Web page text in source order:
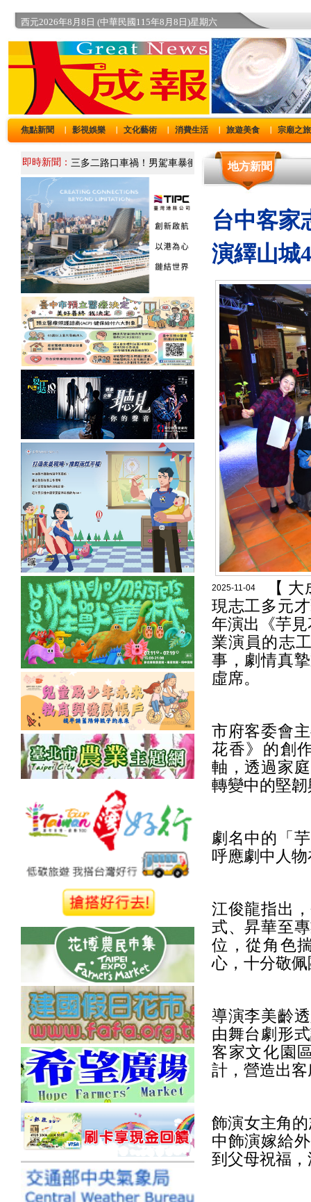
西元2026年8月8日 (中華民國115年8月8日)星期六
焦點新聞 影視娛樂 文化藝術 消費生活 旅遊美食 宗廟之旅
即時新聞： 地方新聞
台中客家
演繹山城
2025-11-04
【
現志工多元
年演出《芋
業演員的志
事，劇情真
虛席。
市府客委會
花香》的創
軸，透過家
轉變中的堅
劇名中的「
呼應劇中人
江俊龍指出
式、昇華至
位，從角色
心，十分敬
導演李美齡
由舞台劇形
客家文化園
計，營造出
飾演女主角
中飾演嫁給
到父母祝福